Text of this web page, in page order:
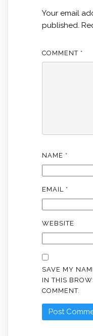
Your email
published.
COMMENT *
NAME *
EMAIL *
WEBSITE
SAVE MY
IN THIS
COMMENT.